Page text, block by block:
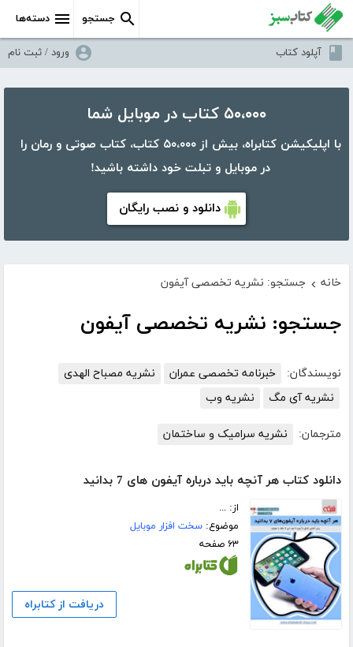
دسته‌ها جستجو
آپلود کتاب ورود / ثبت نام
۵۰،۰۰۰ کتاب در موبایل شما
با اپلیکیشن کتابراه، بیش از ۵۰،۰۰۰ کتاب، کتاب صوتی و رمان را
در موبایل و تبلت خود داشته باشید!
دانلود و نصب رایگان
خانه › جستجو: نشریه تخصصی آیفون
جستجو: نشریه تخصصی آیفون
نویسندگان: خبرنامه تخصصی عمران
نشریه مصباح الهدی
نشریه آی مگ
نشریه وب
مترجمان: نشریه سرامیک و ساختمان
دانلود کتاب هر آنچه باید درباره آیفون های 7 بدانید
از: ...
موضوع:سخت افزار موبایل
۶۳ صفحه
دریافت از کتابراه